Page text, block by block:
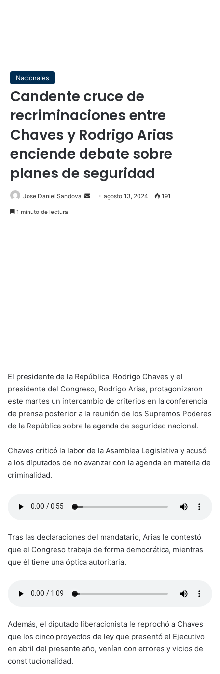
Nacionales
Candente cruce de
recriminaciones entre
Chaves y Rodrigo Arias
enciende debate sobre
planes de seguridad
Jose Daniel Sandoval
Sendagosto 13, 2024 191
1 minuto de lectura
El presidente de la República, Rodrigo Chaves y el
presidente del Congreso, Rodrigo Arias, protagonizaron
este martes un intercambio de criterios en la conferencia
de prensa posterior a la reunión de los Supremos Poderes
de la República sobre la agenda de seguridad nacional.
Chaves criticó la labor de la Asamblea Legislativa y acusó
a los diputados de no avanzar con la agenda en materia de
criminalidad.
Tras las declaraciones del mandatario, Arias le contestó
que el Congreso trabaja de forma democrática, mientras
que él tiene una óptica autoritaria.
Además, el diputado liberacionista le reprochó a Chaves
que los cinco proyectos de ley que presentó el Ejecutivo
en abril del presente año, venían con errores y vicios de
constitucionalidad.